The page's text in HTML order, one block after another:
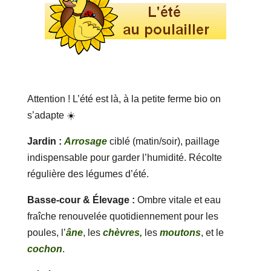
Attention ! L’été est là, à la petite ferme bio on
s’adapte ☀️
Jardin : Arrosageciblé (matin/soir), paillage
indispensable pour garder l’humidité. Récolte
régulière des légumes d’été.
Basse-cour & Élevage : Ombre vitale et eau
fraîche renouvelée quotidiennement pour les
poules, l’âne, les chèvres, les moutons, et le
cochon.